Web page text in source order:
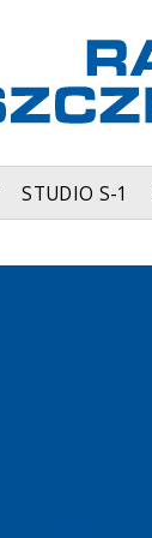
STUDIO S-1